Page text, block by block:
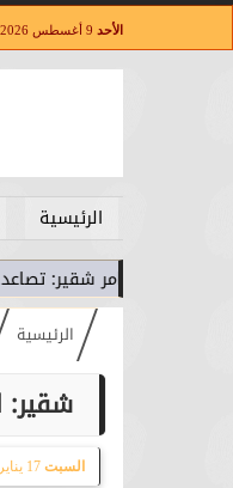
الأحد
الرئيسية
سامر شقير: تصاعد التوترات
الرئيسية
شقير:
السبت 17 يناير 2026